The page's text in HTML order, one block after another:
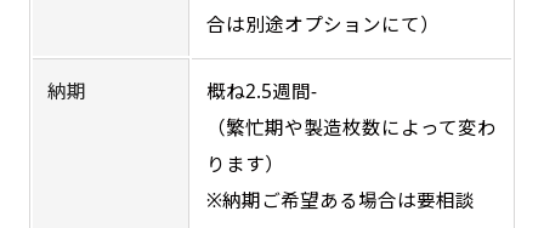
合は別途オプションにて）
納期
概ね2.5週間-
（繁忙期や製造枚数によって変わ
ります）
※納期ご希望ある場合は要相談
Aバナー(60x180)
Aバナーは三角の形状を利用することでA面B面2
種のデザインを楽しむことができます。前からも
後ろからもアピールができる両面対応のバナーで
自由入力(180x60以内)
お好みのサイズで縦幕・横幕の作成が可能です。
長辺が180cm以内、短辺が60cm以内であれば自
由なサイズを指定下さい！